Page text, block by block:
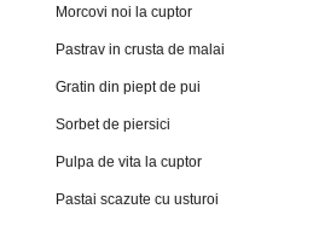
Morcovi noi la cuptor
Pastrav in crusta de malai
Gratin din piept de pui
Sorbet de piersici
Pulpa de vita la cuptor
Pastai scazute cu usturoi